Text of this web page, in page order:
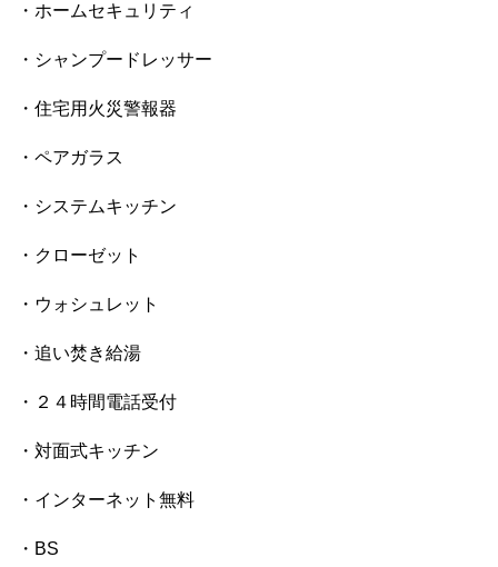
・ホームセキュリティ
・シャンプードレッサー
・住宅用火災警報器
・ペアガラス
・システムキッチン
・クローゼット
・ウォシュレット
・追い焚き給湯
・２４時間電話受付
・対面式キッチン
・インターネット無料
・BS